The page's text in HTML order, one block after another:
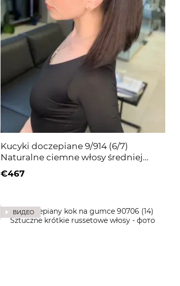
Kucyki doczepiane 9/914 (6/7)
Naturalne ciemne włosy średniej
długości
€467
ВИДЕО